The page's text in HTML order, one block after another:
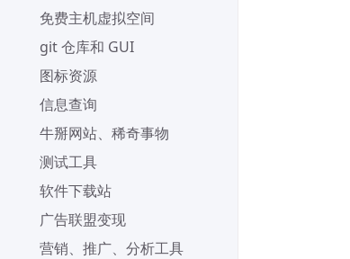
免费主机虚拟空间
git 仓库和 GUI
图标资源
信息查询
牛掰网站、稀奇事物
测试工具
软件下载站
广告联盟变现
营销、推广、分析工具